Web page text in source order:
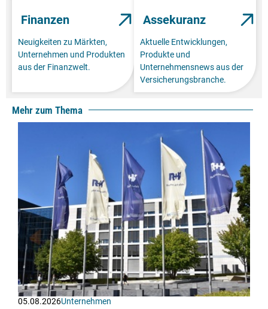
Finanzen
Neuigkeiten zu Märkten,
Unternehmen und Produkten
aus der Finanzwelt.
Assekuranz
Aktuelle Entwicklungen,
Produkte und
Unternehmensnews aus der
Versicherungsbranche.
Mehr zum Thema
05.08.2026Unternehmen